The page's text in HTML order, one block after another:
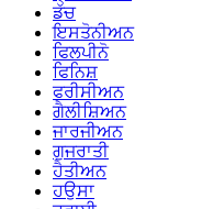
ਡੱਚ
ਇਸਤੋਨੀਅਨ
ਫਿਲਪੀਨੋ
ਫਿਨਿਸ਼
ਫਰੀਸੀਅਨ
ਗੈਲੀਸ਼ਿਅਨ
ਜਾਰਜੀਅਨ
ਗੁਜਰਾਤੀ
ਹੈਤੀਅਨ
ਹਉਸਾ